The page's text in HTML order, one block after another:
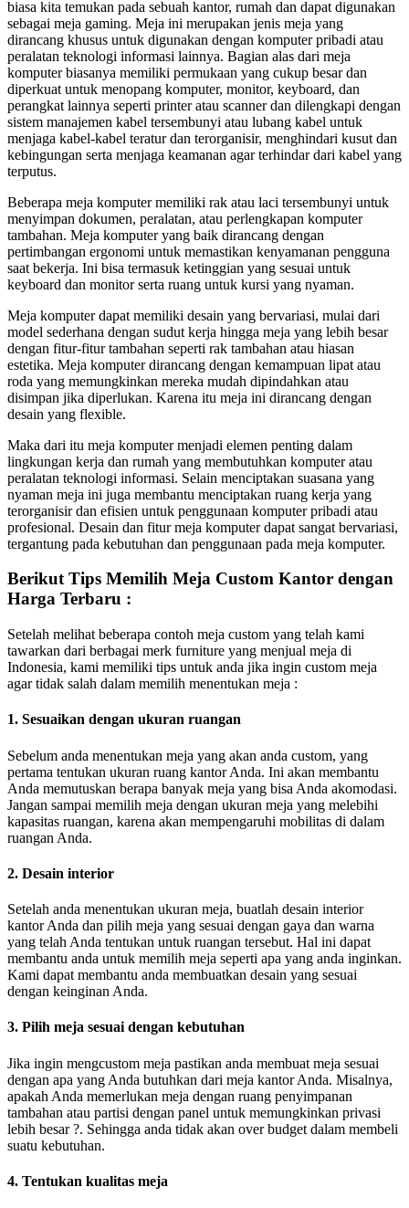
biasa kita temukan pada sebuah kantor, rumah dan dapat digunakan
sebagai meja gaming. Meja ini merupakan jenis meja yang
dirancang khusus untuk digunakan dengan komputer pribadi atau
peralatan teknologi informasi lainnya. Bagian alas dari meja
komputer biasanya memiliki permukaan yang cukup besar dan
diperkuat untuk menopang komputer, monitor, keyboard, dan
perangkat lainnya seperti printer atau scanner dan dilengkapi dengan
sistem manajemen kabel tersembunyi atau lubang kabel untuk
menjaga kabel-kabel teratur dan terorganisir, menghindari kusut dan
kebingungan serta menjaga keamanan agar terhindar dari kabel yang
terputus.
Beberapa meja komputer memiliki rak atau laci tersembunyi untuk
menyimpan dokumen, peralatan, atau perlengkapan komputer
tambahan. Meja komputer yang baik dirancang dengan
pertimbangan ergonomi untuk memastikan kenyamanan pengguna
saat bekerja. Ini bisa termasuk ketinggian yang sesuai untuk
keyboard dan monitor serta ruang untuk kursi yang nyaman.
Meja komputer dapat memiliki desain yang bervariasi, mulai dari
model sederhana dengan sudut kerja hingga meja yang lebih besar
dengan fitur-fitur tambahan seperti rak tambahan atau hiasan
estetika. Meja komputer dirancang dengan kemampuan lipat atau
roda yang memungkinkan mereka mudah dipindahkan atau
disimpan jika diperlukan. Karena itu meja ini dirancang dengan
desain yang flexible.
Maka dari itu meja komputer menjadi elemen penting dalam
lingkungan kerja dan rumah yang membutuhkan komputer atau
peralatan teknologi informasi. Selain menciptakan suasana yang
nyaman meja ini juga membantu menciptakan ruang kerja yang
terorganisir dan efisien untuk penggunaan komputer pribadi atau
profesional. Desain dan fitur meja komputer dapat sangat bervariasi,
tergantung pada kebutuhan dan penggunaan pada meja komputer.
Berikut Tips Memilih Meja Custom Kantor dengan
Harga Terbaru :
Setelah melihat beberapa contoh meja custom yang telah kami
tawarkan dari berbagai merk furniture yang menjual meja di
Indonesia, kami memiliki tips untuk anda jika ingin custom meja
agar tidak salah dalam memilih menentukan meja :
1. Sesuaikan dengan ukuran ruangan
Sebelum anda menentukan meja yang akan anda custom, yang
pertama tentukan ukuran ruang kantor Anda. Ini akan membantu
Anda memutuskan berapa banyak meja yang bisa Anda akomodasi.
Jangan sampai memilih meja dengan ukuran meja yang melebihi
kapasitas ruangan, karena akan mempengaruhi mobilitas di dalam
ruangan Anda.
2. Desain interior
Setelah anda menentukan ukuran meja, buatlah desain interior
kantor Anda dan pilih meja yang sesuai dengan gaya dan warna
yang telah Anda tentukan untuk ruangan tersebut. Hal ini dapat
membantu anda untuk memilih meja seperti apa yang anda inginkan.
Kami dapat membantu anda membuatkan desain yang sesuai
dengan keinginan Anda.
3. Pilih meja sesuai dengan kebutuhan
Jika ingin mengcustom meja pastikan anda membuat meja sesuai
dengan apa yang Anda butuhkan dari meja kantor Anda. Misalnya,
apakah Anda memerlukan meja dengan ruang penyimpanan
tambahan atau partisi dengan panel untuk memungkinkan privasi
lebih besar ?. Sehingga anda tidak akan over budget dalam membeli
suatu kebutuhan.
4. Tentukan kualitas meja